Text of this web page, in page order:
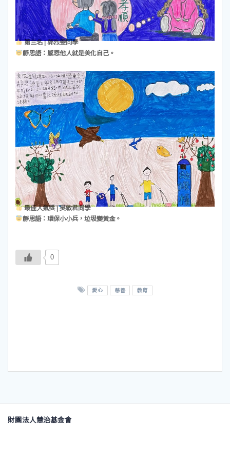
第三名 | 郭烈雯同學
靜思語：感恩他人就是美化自己。
最佳人氣獎 | 吳敏君同學
靜思語：環保小小兵，垃圾變黃金。
0
愛心 慈善 教育
財團法人慧治基金會